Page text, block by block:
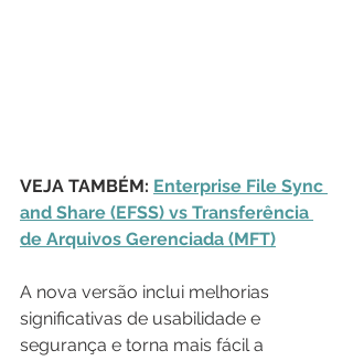
VEJA TAMBÉM: Enterprise File Sync
and Share (EFSS) vs Transferência
de Arquivos Gerenciada (MFT)
A nova versão inclui melhorias
significativas de usabilidade e
segurança e torna mais fácil a